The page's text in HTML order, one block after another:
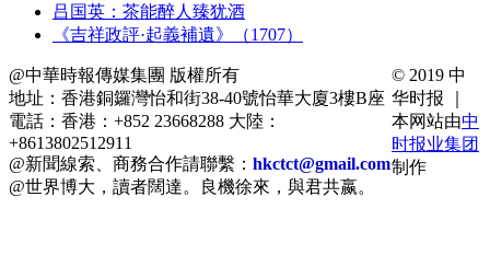
吕国英：茶能醉人臻犹酒
《吉祥政評·起義補遺》（1707）
@中華時報傳媒集團 版權所有
地址：香港銅鑼灣怡和街38-40號怡華大廈3樓B座
電話：香港：+852 23668288 大陸：
+8613802512911
@新聞線索、商務合作請聯繫： hkctct@gmail.com
@世界博大，讀者闊達。良機徐來，與君共嬴。
© 2019 中
华时报 ｜
本网站由中
时报业集团
制作